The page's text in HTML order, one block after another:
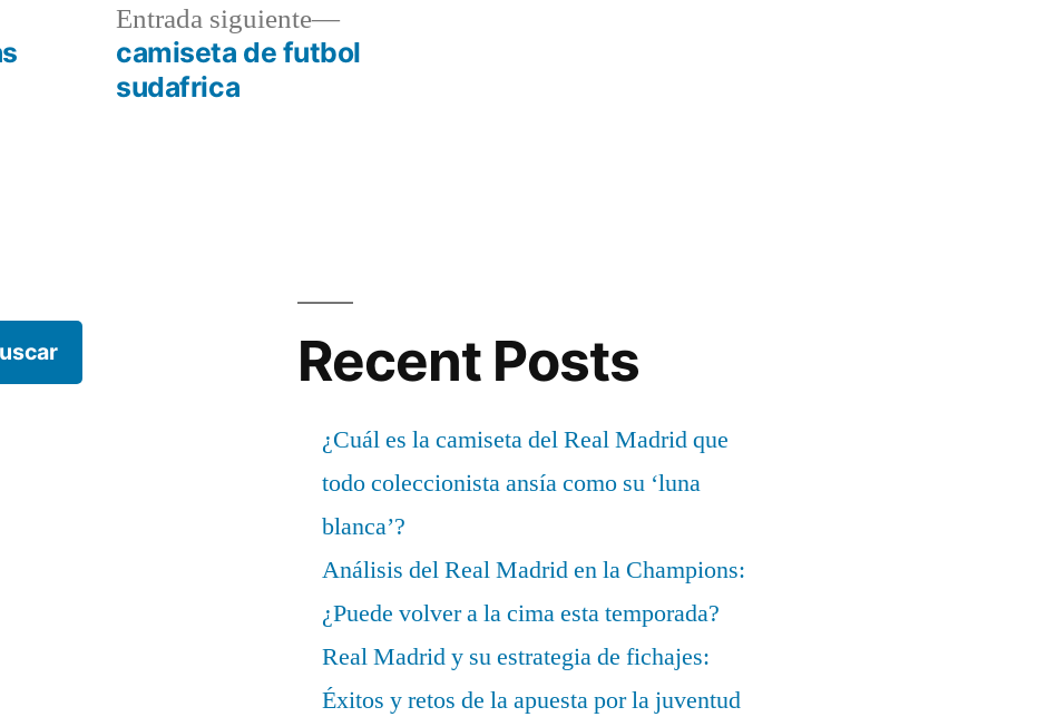
Entrada siguiente
Entrada
siguiente:
camiseta de futbol
sudafrica
Recent Posts
¿Cuál es la camiseta del Real Madrid que
todo coleccionista ansía como su ‘luna
blanca’?
Análisis del Real Madrid en la Champions:
¿Puede volver a la cima esta temporada?
Real Madrid y su estrategia de fichajes:
Éxitos y retos de la apuesta por la juventud